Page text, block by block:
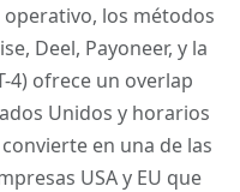
operativo, los métodos
Deel, Payoneer, y la
4) ofrece un overlap
Unidos y horarios
en una de las
USA y EU que